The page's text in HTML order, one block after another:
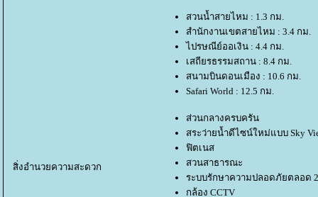
สวนน้ำสายไหม : 1.3 กม.
สำนักงานเขตสายไหม : 3.4 กม.
ไปรษณีย์ออเงิน : 4.4 กม.
เสถียรธรรมสถาน : 8.4 กม.
สนามบินดอนเมือง : 10.6 กม.
Safari World : 12.5 กม.
สิ่งอำนวยความสะดวก
ส่วนกลางครบครัน
สระว่ายน้ำดีไซน์ใหม่แบบ Sky
ฟิตเนส
สวนสาธารณะ
ระบบรักษาความปลอดภัยตลอด
กล้อง CCTV